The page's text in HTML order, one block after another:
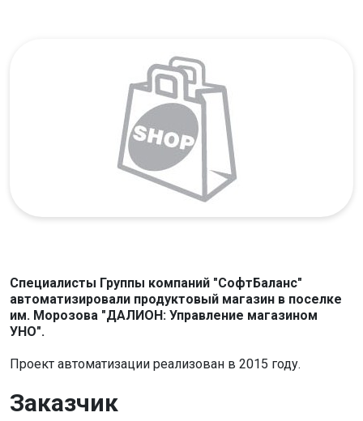
Специалисты Группы компаний "СофтБаланс"
автоматизировали продуктовый магазин в поселке
им. Морозова "ДАЛИОН: Управление магазином
УНО".
Проект автоматизации реализован в 2015 году.
Заказчик